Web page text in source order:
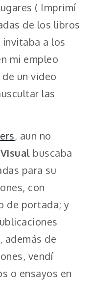
( Imprimí
de los libros
invitaba a los
mi empleo
un video
las
, aun no
buscaba
para su
con
de portada; y
además de
vendí
o ensayos en